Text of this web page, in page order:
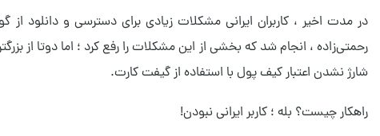
در مدت اخیر ، کاربران ایرانی مشکلات زیادی برای دسترسی و دانلود
رحمتی‌زاده ، انجام شد که بخشی از این مشکلات را رفع کرد ؛ اما دوتا از
شارژ نشدن اعتبار کیف پول با استفاده از گیفت کارت.
راهکار چیست؟ بله ؛ کاربر ایرانی نبودن!